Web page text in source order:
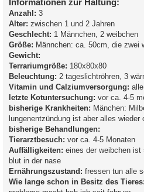
t
r
a
g
Anzahl: 3
Alter: zwischen 1 und 2 Jahren
Geschlecht: 1 Männchen, 2 weibchen
Größe: Männchen: ca. 50cm, die zwei
Gewicht:
Terrariumgröße: 180x80x80
Beleuchtung: 2 tageslichtröhren, 3
Vitamin und Calziumversorgung:
letzte Kotuntersuchung: vor ca. 4-5
bisherige Krankheiten: Mänchen:
lungenentzündung ist aber alles wieder
bisherige Behandlungen:
Tierarztbesuch: vor ca. 4-5 Monaten
Auffälligkeiten: eines der weibchen
blut in der nase
Ernährungszustand: fressen tun alle
Wie lange schon in Besitz des Tieres: